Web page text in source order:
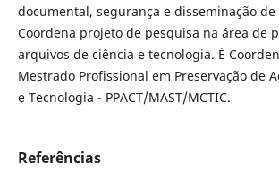
documental, segurança e disseminação de
Coordena projeto de pesquisa na área de
arquivos de ciência e tecnologia. É
Mestrado Profissional em Preservação de
e Tecnologia - PPACT/MAST/MCTIC.
Referências